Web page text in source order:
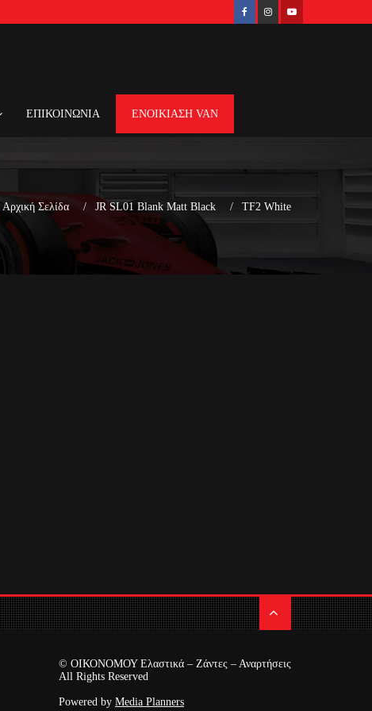
ΕΠΙΚΟΙΝΩΝΙΑ ΕΝΟΙΚΙΑΣΗ VAN
Αρχική Σελίδα JR SL01 Blank Matt Black TF2 White
© ΟΙΚΟΝΟΜΟΥ Ελαστικά – Ζάντες – Αναρτήσεις
All Rights Reserved
Powered by Media Planners